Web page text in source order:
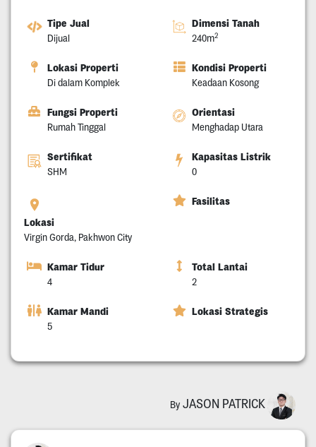
Tipe Jual
Dijual
Dimensi Tanah
240m2
Lokasi Properti
Di dalam Komplek
Kondisi Properti
Keadaan Kosong
Fungsi Properti
Rumah Tinggal
Orientasi
Menghadap Utara
Sertifikat
SHM
Kapasitas Listrik
0
Lokasi
Virgin Gorda, Pakhwon City
Fasilitas
Kamar Tidur
4
Total Lantai
2
Kamar Mandi
5
Lokasi Strategis
By JASON PATRICK